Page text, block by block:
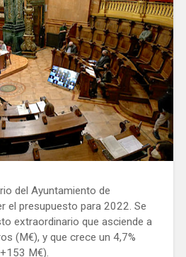
del Ayuntamiento de
el presupuesto para 2022. Se
extraordinario que asciende a
(M€), y que crece un 4,7%
M€).